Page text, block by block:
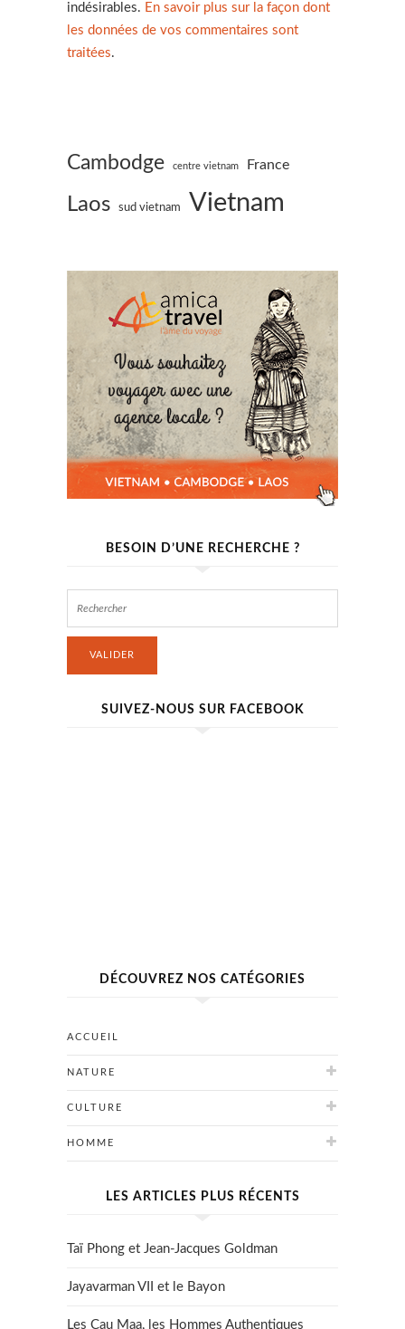
indésirables. En savoir plus sur la façon dont
les données de vos commentaires sont
traitées.
Cambodge centre vietnam France
Laos sud vietnam Vietnam
BESOIN D’UNE RECHERCHE ?
VALIDER
SUIVEZ-NOUS SUR FACEBOOK
DÉCOUVREZ NOS CATÉGORIES
ACCUEIL
NATURE
CULTURE
HOMME
LES ARTICLES PLUS RÉCENTS
Taï Phong et Jean-Jacques Goldman
Jayavarman VII et le Bayon
Les Cau Maa, les Hommes Authentiques